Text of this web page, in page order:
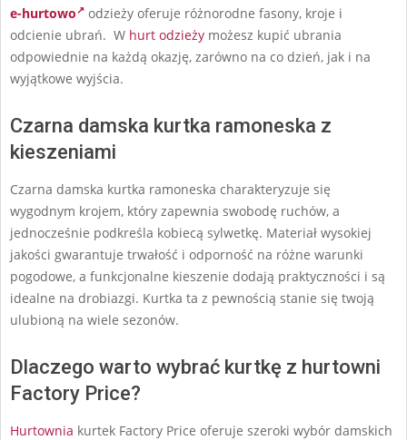
e-hurtowo
odzieży oferuje różnorodne fasony, kroje i
odcienie ubrań. W hurt odzieży możesz kupić ubrania
odpowiednie na każdą okazję, zarówno na co dzień, jak i na
wyjątkowe wyjścia.
Czarna damska kurtka ramoneska z
kieszeniami
Czarna damska kurtka ramoneska charakteryzuje się
wygodnym krojem, który zapewnia swobodę ruchów, a
jednocześnie podkreśla kobiecą sylwetkę. Materiał wysokiej
jakości gwarantuje trwałość i odporność na różne warunki
pogodowe, a funkcjonalne kieszenie dodają praktyczności i są
idealne na drobiazgi. Kurtka ta z pewnością stanie się twoją
ulubioną na wiele sezonów.
Dlaczego warto wybrać kurtkę z hurtowni
Factory Price?
Hurtownia kurtek Factory Price oferuje szeroki wybór damskich